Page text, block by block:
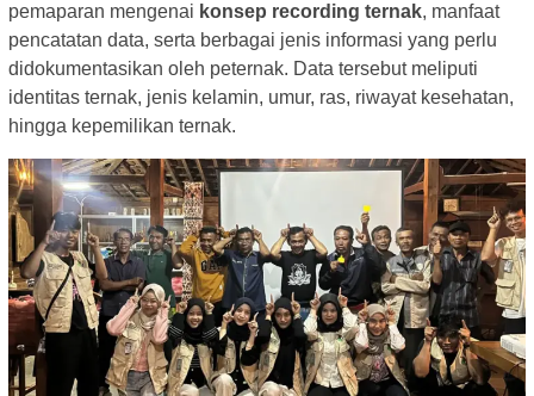
pemaparan mengenai konsep recording ternak, manfaat
pencatatan data, serta berbagai jenis informasi yang perlu
didokumentasikan oleh peternak. Data tersebut meliputi
identitas ternak, jenis kelamin, umur, ras, riwayat kesehatan,
hingga kepemilikan ternak.